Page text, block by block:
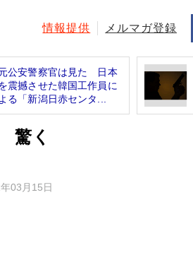
情報提供 メルマガ登録
公安警察官は見た 日本
震撼させた韓国工作員に
よる「新潟日赤センタ...
驚く
03月15日